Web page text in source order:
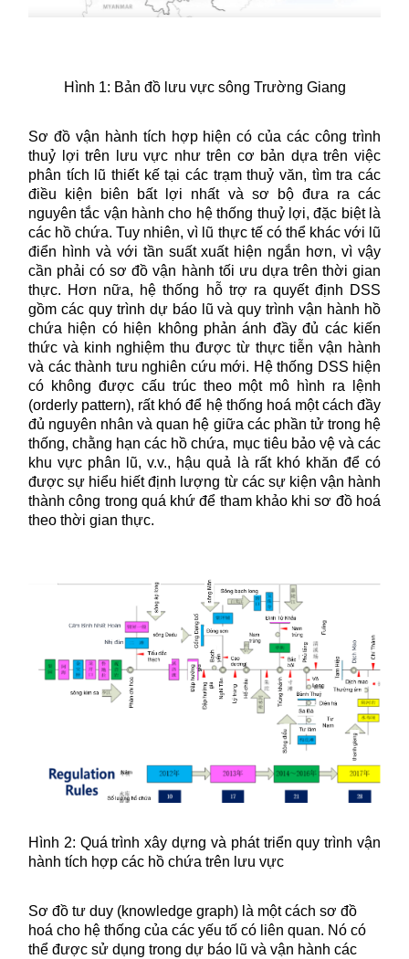
Hình 1: Bản đồ lưu vực sông Trường Giang
Sơ đồ vận hành tích hợp hiện có của các công trình
thuỷ lợi trên lưu vực như trên cơ bản dựa trên việc
phân tích lũ thiết kế tại các trạm thuỷ văn, tìm tra các
điều kiện biên bất lợi nhất và sơ bộ đưa ra các
nguyên tắc vận hành cho hệ thống thuỷ lợi, đặc biệt là
các hồ chứa. Tuy nhiên, vì lũ thực tế có thể khác với lũ
điển hình và với tần suất xuất hiện ngắn hơn, vì vậy
cần phải có sơ đồ vận hành tối ưu dựa trên thời gian
thực. Hơn nữa, hệ thống hỗ trợ ra quyết định DSS
gồm các quy trình dự báo lũ và quy trình vận hành hồ
chứa hiện có hiện không phản ánh đầy đủ các kiến
thức và kinh nghiệm thu được từ thực tiễn vận hành
và các thành tưu nghiên cứu mới. Hệ thống DSS hiện
có không được cấu trúc theo một mô hình ra lệnh
(orderly pattern), rất khó để hệ thống hoá một cách đầy
đủ nguyên nhân và quan hệ giữa các phần tử trong hệ
thống, chằng hạn các hồ chứa, mục tiêu bảo vệ và các
khu vực phân lũ, v.v., hậu quả là rất khó khăn để có
được sự hiểu hiết định lượng từ các sự kiện vận hành
thành công trong quá khứ để tham khảo khi sơ đồ hoá
theo thời gian thực.
Hình 2: Quá trình xây dựng và phát triển quy trình vận
hành tích hợp các hồ chứa trên lưu vực
Sơ đồ tư duy (knowledge graph) là một cách sơ đồ
hoá cho hệ thống của các yếu tố có liên quan. Nó có
thể được sử dụng trong dự báo lũ và vận hành các